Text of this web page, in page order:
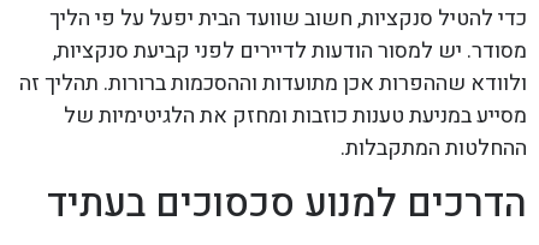
כדי להטיל סנקציות, חשוב שוועד הבית יפעל על פי הליך
מסודר. יש למסור הודעות לדיירים לפני קביעת סנקציות,
ולוודא שההפרות אכן מתועדות וההסכמות ברורות. תהליך זה
מסייע במניעת טענות כוזבות ומחזק את הלגיטימיות של
ההחלטות המתקבלות.
הדרכים למנוע סכסוכים בעתיד